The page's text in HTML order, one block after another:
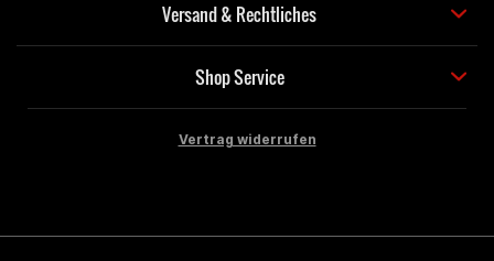
Versand & Rechtliches
Shop Service
Vertrag widerrufen